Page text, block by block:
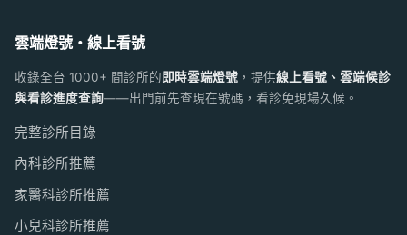
雲端燈號・線上看號
收錄全台 1000+ 間診所的即時雲端燈號 ，提供線上看號、雲端候診
與看診進度查詢——出門前先查現在號碼，看診免現場久候。
完整診所目錄
內科診所推薦
家醫科診所推薦
小兒科診所推薦